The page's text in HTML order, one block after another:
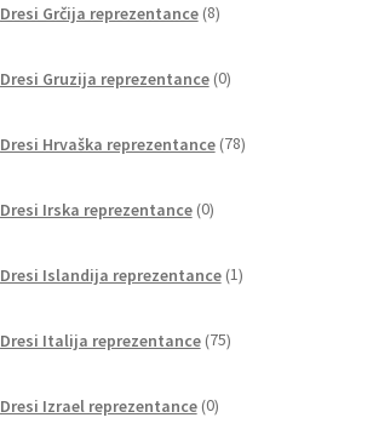
Dresi Grčija reprezentance 8izdelkov
Dresi Gruzija reprezentance 0izdelkov
Dresi Hrvaška reprezentance 78izdelkov
Dresi Irska reprezentance 0izdelkov
Dresi Islandija reprezentance 1izdelek
Dresi Italija reprezentance 75izdelkov
Dresi Izrael reprezentance 0izdelkov